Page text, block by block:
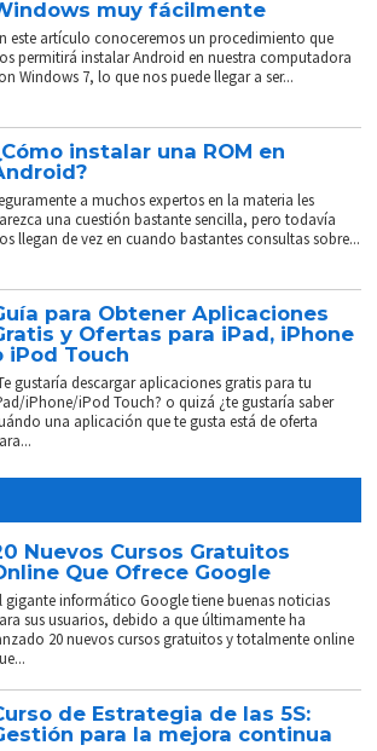
muy fácilmente
este artículo conoceremos un procedimiento que
permitirá instalar Android en nuestra computadora
Windows 7, lo que nos puede llegar a ser...
instalar una ROM en
a muchos expertos en la materia les
una cuestión bastante sencilla, pero todavía
llegan de vez en cuando bastantes consultas sobre...
para Obtener Aplicaciones
y Ofertas para iPad, iPhone
iPod Touch
gustaría descargar aplicaciones gratis para tu
iPhone/iPod Touch? o quizá ¿te gustaría saber
una aplicación que te gusta está de oferta
Nuevos Cursos Gratuitos
Que Ofrece Google
gigante informático Google tiene buenas noticias
sus usuarios, debido a que últimamente ha
20 nuevos cursos gratuitos y totalmente online
de Estrategia de las 5S:
para la mejora continua